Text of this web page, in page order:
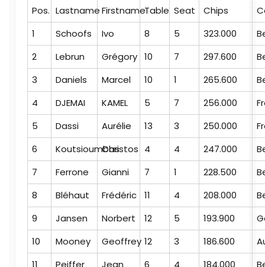
Pos. LastnameFirstnameTable Seat Chips
1
Schoofs Ivo 8 5 323.000
2
Lebrun Grégory 10 7 297.600
3
Daniels Marcel 10 1 265.600
4
DJEMAI KAMEL 5 7 256.000
5
Dassi Aurélie 13 3 250.000
6
KoutsioumbasChristos 4 4 247.000
7
Ferrone Gianni 7 1 228.500
8
Bléhaut Frédéric 11 4 208.000
9
Jansen Norbert 12 5 193.900
10
Mooney Geoffrey 12 3 186.600
11
Peiffer Jean 6 4 184.000